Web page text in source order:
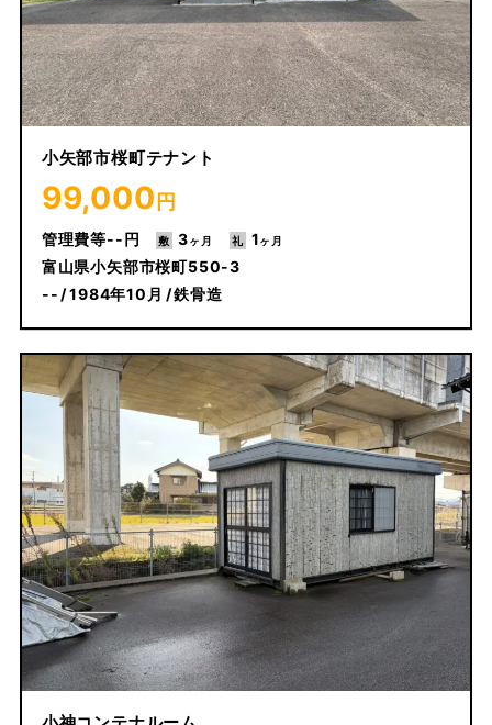
小矢部市桜町テナント
99,000 円
-- 3
1
富山県小矢部市桜町550-3
--
1984年10月 鉄骨造